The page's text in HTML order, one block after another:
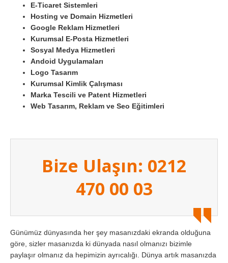
E-Ticaret Sistemleri
Hosting ve Domain Hizmetleri
Google Reklam Hizmetleri
Kurumsal E-Posta Hizmetleri
Sosyal Medya Hizmetleri
Andoid Uygulamaları
Logo Tasarım
Kurumsal Kimlik Çalışması
Marka Tescili ve Patent Hizmetleri
Web Tasarım, Reklam ve Seo Eğitimleri
Bize Ulaşın: 0212
470 00 03
Günümüz dünyasında her şey masanızdaki ekranda olduğuna
göre, sizler masanızda ki dünyada nasıl olmanızı bizimle
paylaşır olmanız da hepimizin ayrıcalığı. Dünya artık masanızda